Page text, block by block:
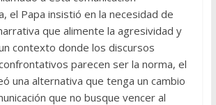
el Papa insistió en la necesidad de
que alimente la agresividad y
contexto donde los discursos
parecen ser la norma, el
una alternativa que tenga un cambio
que no busque vencer al